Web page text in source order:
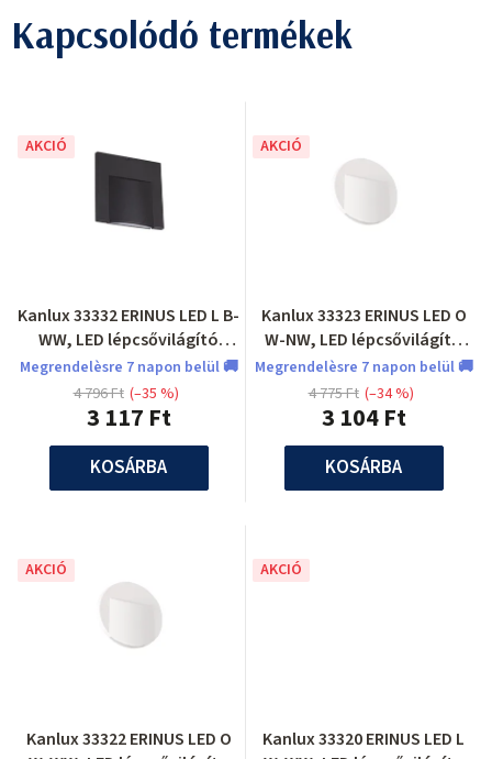
Kapcsolódó termékek
AKCIÓ
Kanlux 33332 ERINUS LED L B-
WW, LED lépcsővilágító
lámpatest
Megrendelèsre 7 napon belül 🚚
3 117 Ft
4 796 Ft (–35 %)
KOSÁRBA
AKCIÓ
Kanlux 33323 ERINUS LED O
W-NW, LED lépcsővilágító
lámpatest
Megrendelèsre 7 napon belül 🚚
3 104 Ft
4 775 Ft (–34 %)
KOSÁRBA
AKCIÓ
Kanlux 33322 ERINUS LED O
AKCIÓ
Kanlux 33320 ERINUS LED L